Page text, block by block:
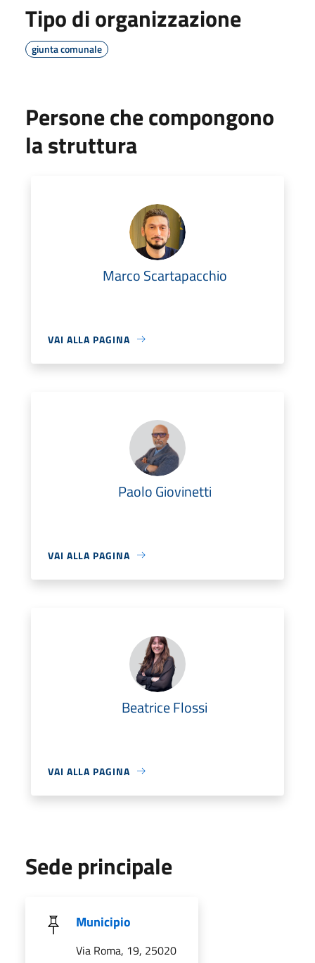
Tipo di organizzazione
giunta comunale
Persone che compongono
la struttura
Marco Scartapacchio
VAI ALLA PAGINA
Paolo Giovinetti
VAI ALLA PAGINA
Beatrice Flossi
VAI ALLA PAGINA
Sede principale
Municipio
Via Roma, 19, 25020